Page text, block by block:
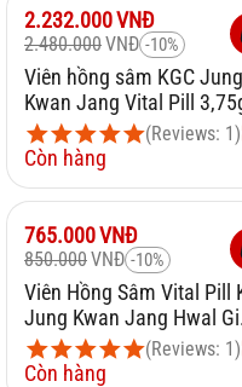
Giảm 10%
2.232.000VNĐ
2.480.000VNĐ -10%
Viên hồng sâm KGC Jung
Kwan Jang Vital Pill
30 viên
(Reviews: 1)
Còn hàng
Giảm 10%
765.000VNĐ
850.000VNĐ -10%
Viên Hồng Sâm Vital Pill
Jung Kwan Jang Hwal Gi
Dan 3,75g x 10 Viên(Reviews: 1)
Còn hàng